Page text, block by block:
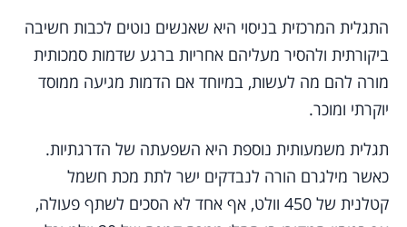
התגלית המרכזית בניסוי היא שאנשים נוטים לכבות חשיבה
ביקורתית ולהסיר מעליהם אחריות ברגע שדמות סמכותית
מורה להם מה לעשות, במיוחד אם הדמות מגיעה ממוסד
יוקרתי ומוכר.
תגלית משמעותית נוספת היא השפעתה של הדרגתיות.
כאשר מילגרם הורה לנבדקים ישר לתת מכת חשמל
קטלנית של 450 וולט, אף אחד לא הסכים לשתף פעולה,